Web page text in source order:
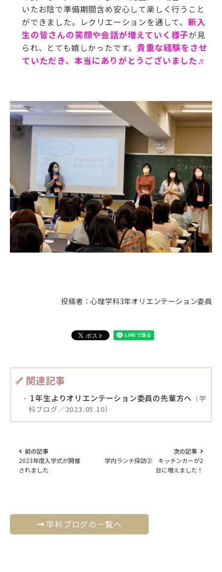
いたお陰で準備期間含め安心して楽しく行うこと
ができました。レクリエーションを通して、 新入
生の皆さんの笑顔や会話が増えていく様子が見
られ、とても嬉しかったです。貴重な経験をさせ
ていただき、本当にありがとうございました ♬
投稿者：心理学科3年オリエンテーション委員
関連記事
1年生よりオリエンテーション委員の先輩方へ （学
科ブログ／2023.05.10）
前の記事
2023年度入学式が開催
されました
次の記事
学内ランチ探訪③ キッチンカーが2
台に増えました！
学科ブログの一覧へ